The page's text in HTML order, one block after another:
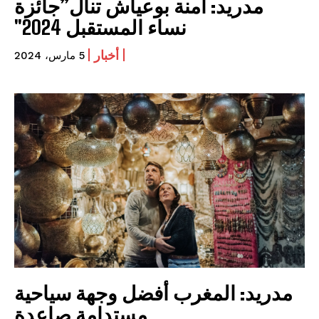
مدريد: آمنة بوعياش تنال”جائزة
نساء المستقبل 2024″
أخبار 5 مارس، 2024
مدريد: المغرب أفضل وجهة سياحية
مستدامة صاعدة